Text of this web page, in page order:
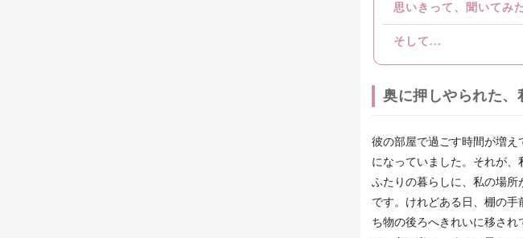
思いきって、聞いてみ
そして...
奥に押しやられた、
彼の部屋で過ごす時間が増え
になっていました。それが、
ふたりの暮らしに、私の場所
です。けれどある日、棚の
ち物の後ろへきれいに移さ